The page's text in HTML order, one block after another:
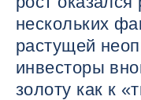
нескольких
растущей
инвесторы
золоту как к